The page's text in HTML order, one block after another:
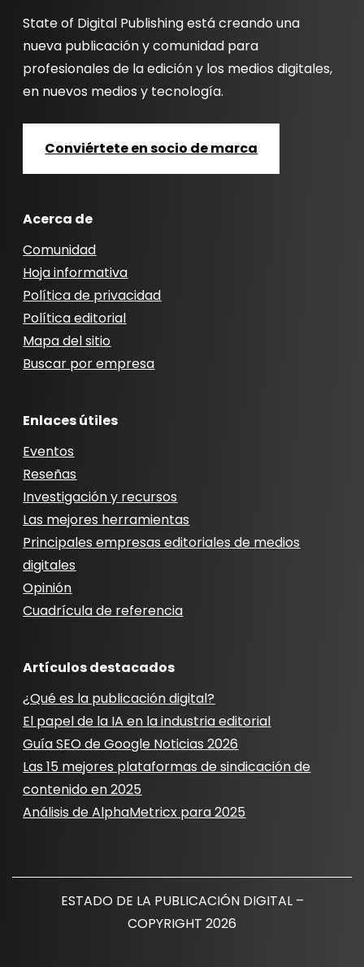
State of Digital Publishing está creando una
nueva publicación y comunidad para
profesionales de la edición y los medios digitales,
en nuevos medios y tecnología.
Conviértete en socio de marca
Acerca de
Comunidad
Hoja informativa
Política de privacidad
Política editorial
Mapa del sitio
Buscar por empresa
Enlaces útiles
Eventos
Reseñas
Investigación y recursos
Las mejores herramientas
Principales empresas editoriales de medios
digitales
Opinión
Cuadrícula de referencia
Artículos destacados
¿Qué es la publicación digital?
El papel de la IA en la industria editorial
Guía SEO de Google Noticias 2026
Las 15 mejores plataformas de sindicación de
contenido en 2025
Análisis de AlphaMetricx para 2025
ESTADO DE LA PUBLICACIÓN DIGITAL –
COPYRIGHT 2026